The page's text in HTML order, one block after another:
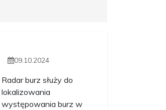
09.10.2024
Radar burz służy do
lokalizowania
występowania burz w